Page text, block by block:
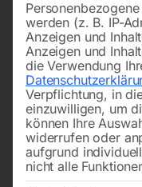
werden (z. B. IP-
Anzeigen und
Anzeigen und
die Verwendung
Verpflichtung, in
einzuwilligen, um
können Ihre
widerrufen oder
aufgrund
nicht alle